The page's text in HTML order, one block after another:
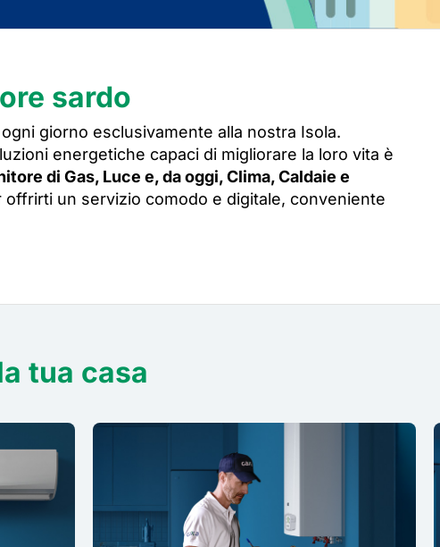
sardo
giorno esclusivamente alla nostra Isola.
energetiche capaci di migliorare la loro vita è
di Gas, Luce e, da oggi, Clima, Caldaie e
un servizio comodo e digitale, conveniente
tua casa